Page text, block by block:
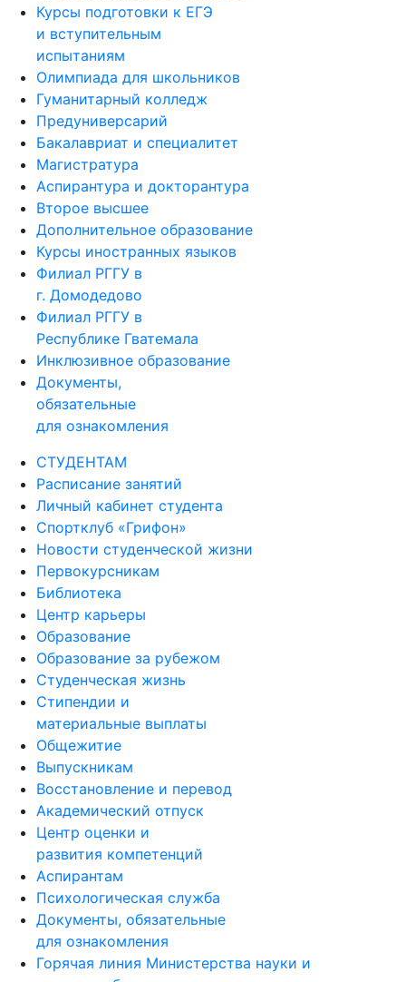
Курсы подготовки к ЕГЭ
и вступительным
испытаниям
Олимпиада для школьников
Гуманитарный колледж
Предуниверсарий
Бакалавриат и специалитет
Магистратура
Аспирантура и докторантура
Второе высшее
Дополнительное образование
Курсы иностранных языков
Филиал РГГУ в
г. Домодедово
Филиал РГГУ в
Республике Гватемала
Инклюзивное образование
Документы,
обязательные
для ознакомления
СТУДЕНТАМ
Расписание занятий
Личный кабинет студента
Спортклуб «Грифон»
Новости студенческой жизни
Первокурсникам
Библиотека
Центр карьеры
Образование
Образование за рубежом
Студенческая жизнь
Стипендии и
материальные выплаты
Общежитие
Выпускникам
Восстановление и перевод
Академический отпуск
Центр оценки и
развития компетенций
Аспирантам
Психологическая служба
Документы, обязательные
для ознакомления
Горячая линия Министерства науки и